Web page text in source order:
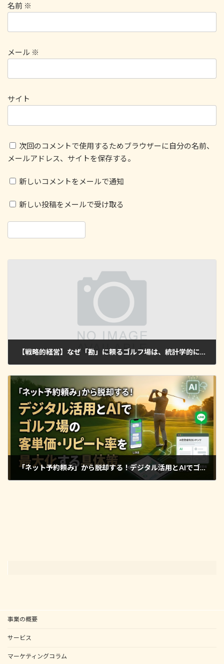
名前 ※
メール ※
サイト
次回のコメントで使用するためブラウザーに自分の名前、
メールアドレス、サイトを保存する。
新しいコメントをメールで通知
新しい投稿をメールで受け取る
【戦略的経営】なぜ「勘」に頼るゴルフ場は、統計学的に「負ける」ことが確定しているのか？
「ネット予約頼み」から脱却する！デジタル活用とAIでゴルフ場の客単価・リピート率を最大化する具体策
事業の概要
サービス
マーケティングコラム